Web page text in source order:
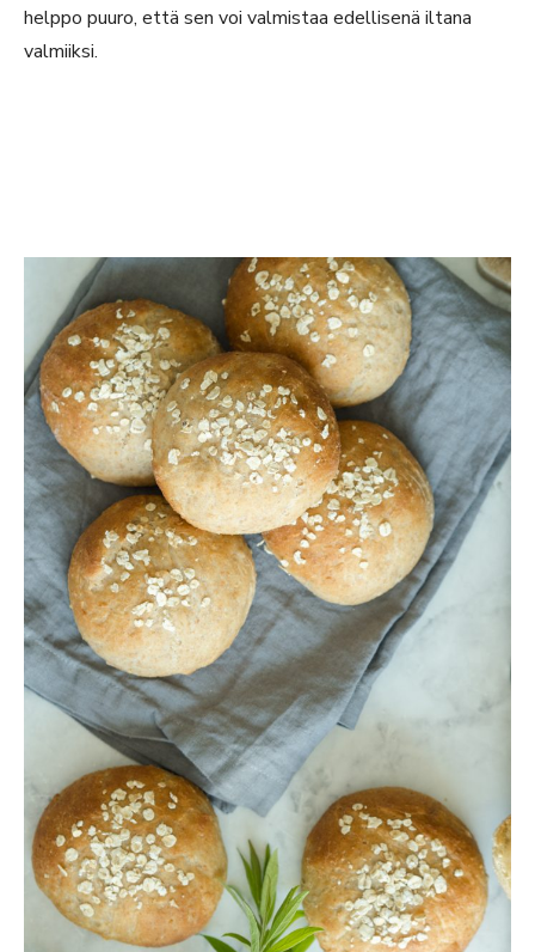
helppo puuro, että sen voi valmistaa edellisenä iltana
valmiiksi.